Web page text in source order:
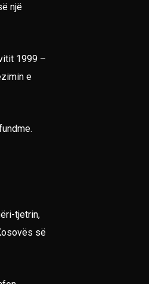
një
1999 –
e
tjetrin,
së